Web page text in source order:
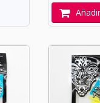
Añadir